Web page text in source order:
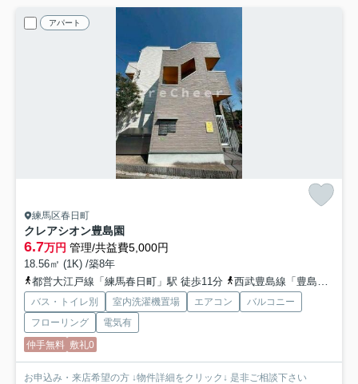
アパート
練馬区春日町
クレアシオン豊島園
6.7万円 管理/共益費5,000円
18.56㎡ (1K) /築8年
都営大江戸線「練馬春日町」駅 徒歩11分
西武豊島線「豊島園」駅 徒歩13分
バス・トイレ別 室内洗濯機置場 エアコン
バルコニー
フローリング
電気有
仲手無料 敷礼0
お申込み・来店希望の方 ↓物件詳細をクリック↓ 是非ご相談下さい